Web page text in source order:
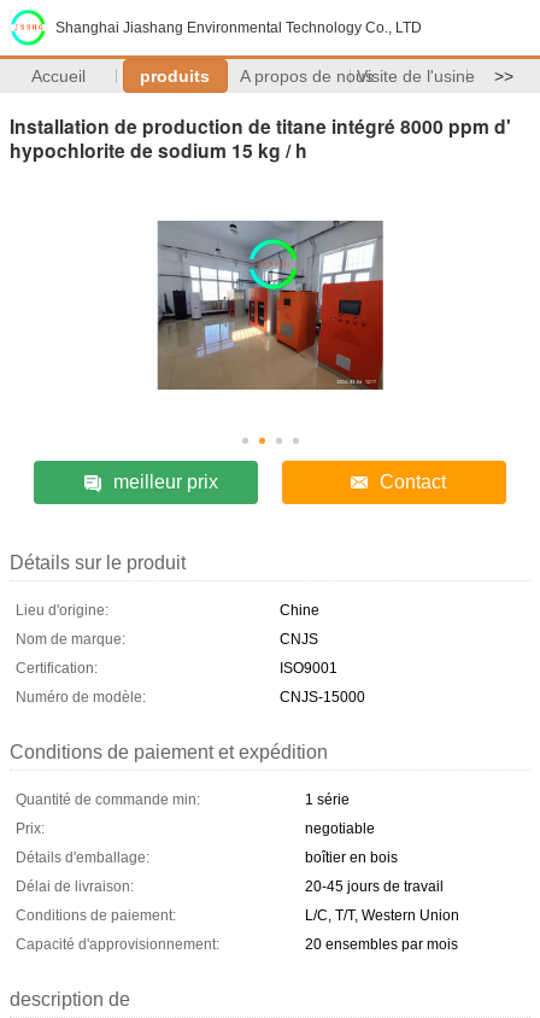
Shanghai Jiashang Environmental Technology Co., LTD
Accueil produits A propos de nousVisite de l'usine >>
Installation de production de titane intégré 8000 ppm d'
hypochlorite de sodium 15 kg / h
meilleur prix Contact
Détails sur le produit
Lieu d'origine:
Chine
Nom de marque:
CNJS
Certification:
ISO9001
Numéro de modèle:
CNJS-15000
Conditions de paiement et expédition
Quantité de commande min:
1 série
Prix:
negotiable
Détails d'emballage:
boîtier en bois
Délai de livraison:
20-45 jours de travail
Conditions de paiement:
L/C, T/T, Western Union
Capacité d'approvisionnement:
20 ensembles par mois
description de